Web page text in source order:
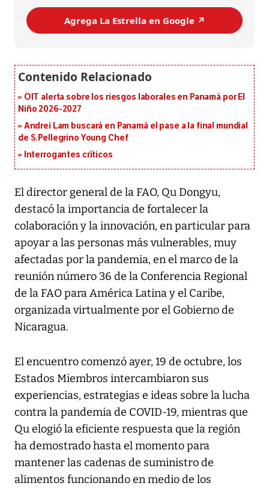
Agrega La Estrella en Google ↗️
OIT alerta sobre los riesgos laborales en Panamá por El
Niño 2026-2027
Andrei Lam buscará en Panamá el pase a la final mundial
de S.Pellegrino Young Chef
Interrogantes críticos
El director general de la FAO, Qu Dongyu,
destacó la importancia de fortalecer la
colaboración y la innovación, en particular para
apoyar a las personas más vulnerables, muy
afectadas por la pandemia, en el marco de la
reunión número 36 de la Conferencia Regional
de la FAO para América Latina y el Caribe,
organizada virtualmente por el Gobierno de
Nicaragua.
El encuentro comenzó ayer, 19 de octubre, los
Estados Miembros intercambiaron sus
experiencias, estrategias e ideas sobre la lucha
contra la pandemia de COVID-19, mientras que
Qu elogió la eficiente respuesta que la región
ha demostrado hasta el momento para
mantener las cadenas de suministro de
alimentos funcionando en medio de los